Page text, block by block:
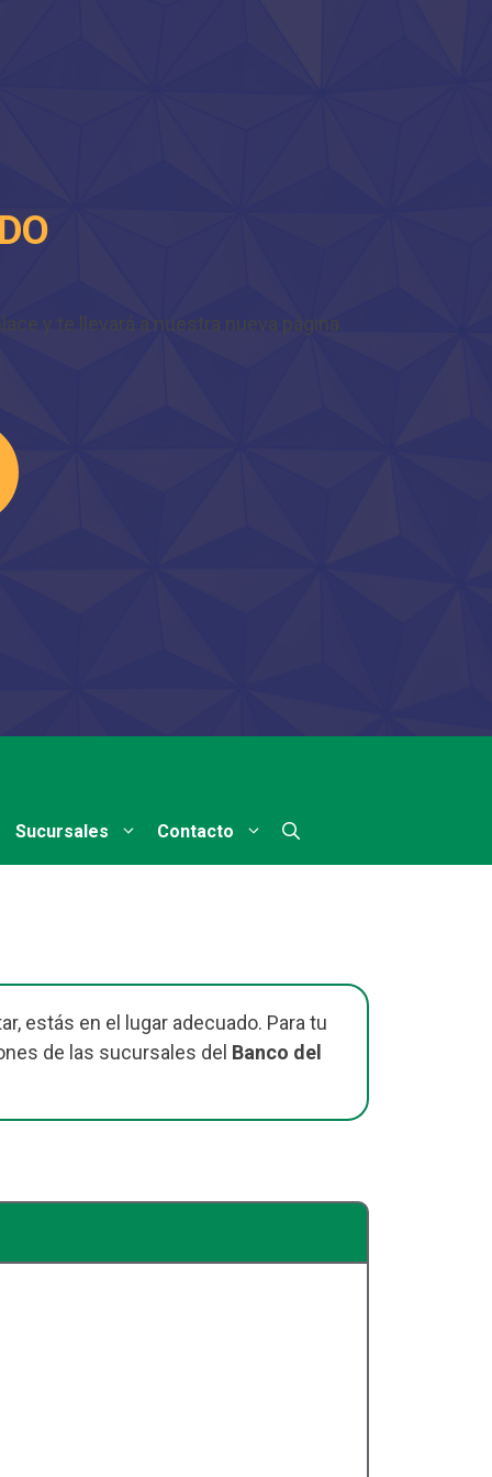
y te llevará a nuestra nueva página.
Sucursales Contacto
estás en el lugar adecuado. Para tu
de las sucursales del Banco del